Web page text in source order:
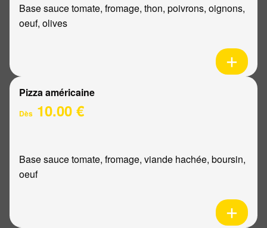
Base sauce tomate, fromage, thon, poivrons, oignons,
oeuf, olives
Pizza américaine
Dès 10.00 €
Base sauce tomate, fromage, viande hachée, boursin,
oeuf